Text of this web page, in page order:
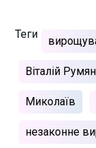
Теги
Віталій
Миколаїв
незаконне